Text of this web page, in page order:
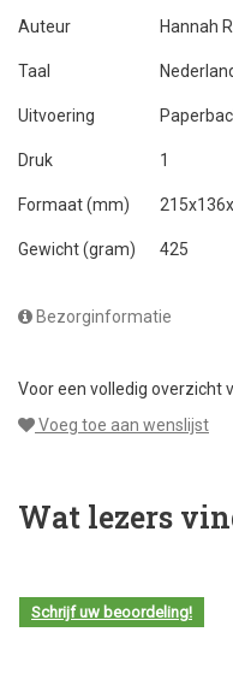
Auteur Hannah
Taal
Uitvoering
Druk 1
Formaat (mm)
Gewicht (gram) 425
Bezorginformatie
Voor een volledig overzicht
Voeg toe aan wenslijst
Wat lezers
Schrijf uw beoordeling!